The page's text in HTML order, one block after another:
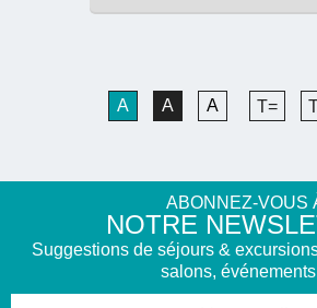
A A A T=
ABONNEZ-VOUS
NOTRE
Suggestions de séjours &
salons,